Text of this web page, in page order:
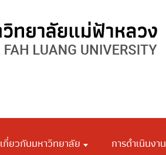
เกี่ยวกับมหาวิทยาลัย การดำเนินงาน